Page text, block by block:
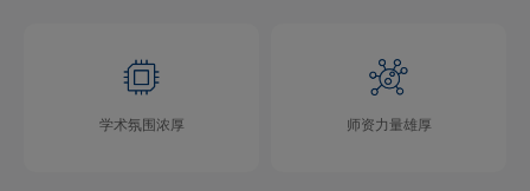
学术氛围浓厚 师资力量雄厚